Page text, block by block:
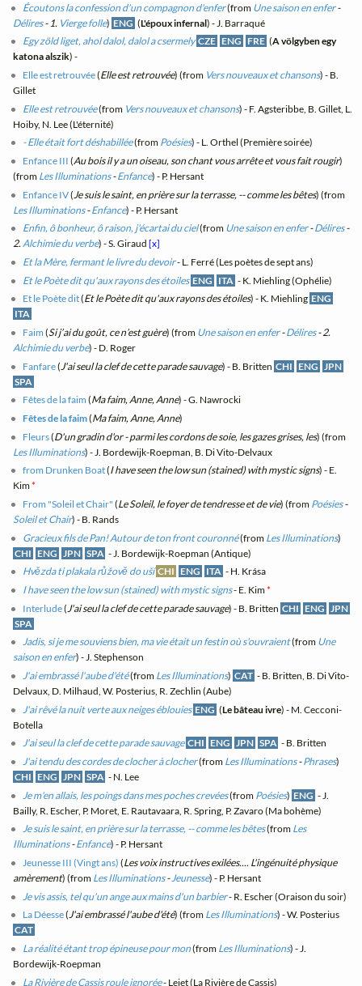
Écoutons la confession d'un compagnon d'enfer(from Une saison en enfer-
Délires- 1. Vierge folle) ENG (L'époux infernal) - J. Barraqué
Egy zöld liget, ahol dalol, dalol a csermely CZE ENG FRE (A völgyben egy
katona alszik) -
Elle est retrouvée(Elle est retrouvée) (from Vers nouveaux et chansons) - B.
Gillet
Elle est retrouvée(from Vers nouveaux et chansons) - F. Agsteribbe, B. Gillet, L.
Hoiby, N. Lee (L'éternité)
- Elle était fort déshabillée(from Poésies) - L. Orthel (Première soirée)
Enfance III (Au bois il y a un oiseau, son chant vous arrête et vous fait rougir)
(from Les Illuminations-Enfance) - P. Hersant
Enfance IV( Je suis le saint, en prière sur la terrasse, -- comme les bêtes) (from
Les Illuminations-Enfance) - P. Hersant
Enfin, ô bonheur, ô raison, j'écartai du ciel(from Une saison en enfer-Délires-
2.Alchimie du verbe) - S. Giraud[x]
Et la Mère, fermant le livre du devoir- L. Ferré (Les poètes de sept ans)
Et le Poète dit qu'aux rayons des étoiles ENG ITA - K. Miehling (Ophélie)
Et le Poète dit(Et le Poète dit qu'aux rayons des étoiles) - K. Miehling ENG
ITA
Faim (Si j’ai du goût, ce n’est guère) (from Une saison en enfer-Délires- 2.
Alchimie du verbe) - D. Roger
Fanfare( J'ai seul la clef de cette parade sauvage) - B. Britten CHI ENG JPN
SPA
Fêtes de la faim (Ma faim, Anne, Anne) - G. Nawrocki
Fêtes de la faim(Ma faim, Anne, Anne)
Fleurs(D'un gradin d'or - parmi les cordons de soie, les gazes grises, les) (from
Les Illuminations) - J. Bordewijk-Roepman, B. Di Vito-Delvaux
from Drunken Boat(I have seen the low sun (stained) with mystic signs) - E.
Kim*
From "Soleil et Chair" (Le Soleil, le foyer de tendresse et de vie) (from Poésies-
Soleil et Chair) - B. Rands
Gracieux fils de Pan! Autour de ton front couronné(from Les Illuminations)
CHI ENG JPN SPA - J. Bordewijk-Roepman (Antique)
Hvězda ti plakala růžově do uší CHI ENG ITA - H. Krása
I have seen the low sun (stained) with mystic signs- E. Kim*
Interlude( J'ai seul la clef de cette parade sauvage) - B. Britten CHI ENG JPN
SPA
Jadis, si je me souviens bien, ma vie était un festin où s'ouvraient(from Une
saison en enfer) - J. Stephenson
J'ai embrassé l'aube d'été(from Les Illuminations) CAT - B. Britten, B. Di Vito-
Delvaux, D. Milhaud, W. Posterius, R. Zechlin (Aube)
J'ai rêvé la nuit verte aux neiges éblouies ENG (Le bâteau ivre) - M. Cecconi-
Botella
J'ai seul la clef de cette parade sauvage CHI ENG JPN SPA - B. Britten
J'ai tendu des cordes de clocher à clocher(from Les Illuminations-Phrases)
CHI ENG JPN SPA - N. Lee
Je m'en allais, les poings dans mes poches crevées(from Poésies) ENG - J.
Bailly, R. Escher, P. Moret, E. Rautavaara, R. Spring, P. Zavaro (Ma bohème)
Je suis le saint, en prière sur la terrasse, -- comme les bêtes(from Les
Illuminations-Enfance) - P. Hersant
Jeunesse III (Vingt ans) (Les voix instructives exilées.... L'ingénuité physique
amèrement) (from Les Illuminations-Jeunesse) - P. Hersant
Je vis assis, tel qu'un ange aux mains d'un barbier- R. Escher (Oraison du soir)
La Déesse(J'ai embrassé l'aube d'été) (from Les Illuminations) - W. Posterius
CAT
La réalité étant trop épineuse pour mon(from Les Illuminations) - J.
Bordewijk-Roepman
La Rivière de Cassis roule ignorée- Lejet (La Rivière de Cassis)